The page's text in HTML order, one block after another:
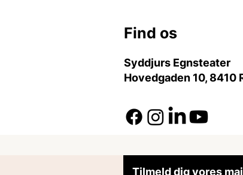
Find os
Syddjurs Egnsteater
Hovedgaden 10, 8410
Tilmeld dig vores